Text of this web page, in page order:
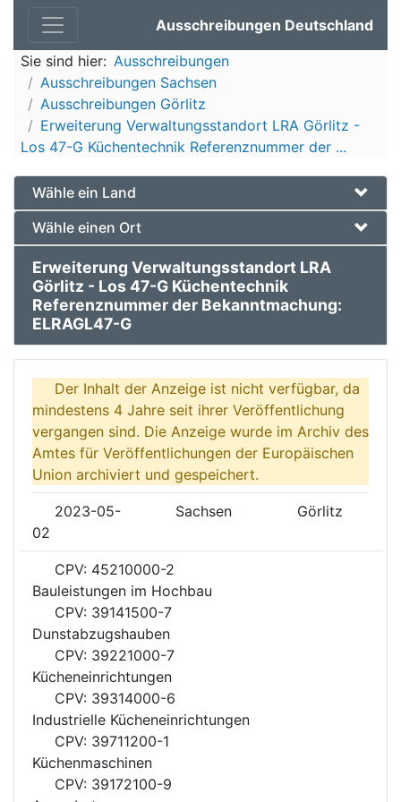
Ausschreibungen Deutschland
Sie sind hier: Ausschreibungen
Ausschreibungen Sachsen
Ausschreibungen Görlitz
Erweiterung Verwaltungsstandort LRA Görlitz -
Los 47-G Küchentechnik Referenznummer der ...
Wähle ein Land
Wähle einen Ort
Erweiterung Verwaltungsstandort LRA
Görlitz - Los 47-G Küchentechnik
Referenznummer der Bekanntmachung:
ELRAGL47-G
Der Inhalt der Anzeige ist nicht verfügbar, da
mindestens 4 Jahre seit ihrer Veröffentlichung
vergangen sind. Die Anzeige wurde im Archiv des
Amtes für Veröffentlichungen der Europäischen
Union archiviert und gespeichert.
2023-05-
02
Sachsen Görlitz
CPV: 45210000-2
Bauleistungen im Hochbau
CPV: 39141500-7
Dunstabzugshauben
CPV: 39221000-7
Kücheneinrichtungen
CPV: 39314000-6
Industrielle Kücheneinrichtungen
CPV: 39711200-1
Küchenmaschinen
CPV: 39172100-9